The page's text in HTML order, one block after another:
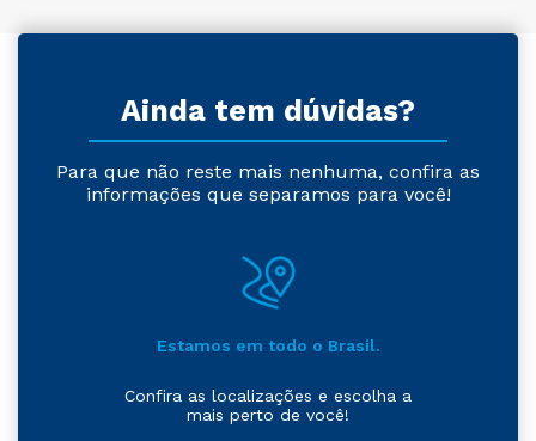
Ainda tem dúvidas?
Para que não reste mais nenhuma, confira as
informações que separamos para você!
Estamos em todo o Brasil.
Confira as localizações e escolha a
mais perto de você!